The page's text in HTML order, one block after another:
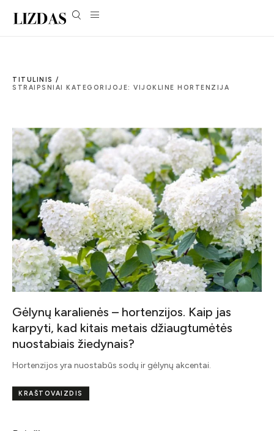
TITULINIS /
STRAIPSNIAI KATEGORIJOJE: VIJOKLINE HORTENZIJA
Gėlynų karalienės – hortenzijos. Kaip jas
karpyti, kad kitais metais džiaugtumėtės
nuostabiais žiedynais?
Hortenzijos yra nuostabūs sodų ir gėlynų akcentai.
KRAŠTOVAIZDIS